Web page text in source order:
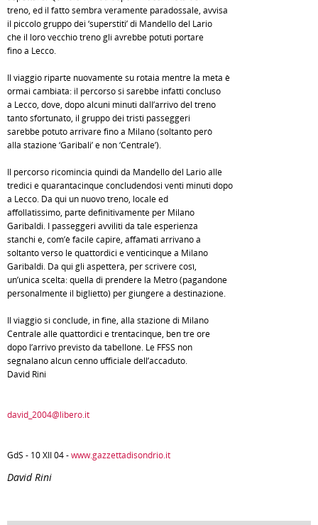
treno, ed il fatto sembra veramente paradossale, avvisa
il piccolo gruppo dei ‘superstiti’ di Mandello del Lario
che il loro vecchio treno gli avrebbe potuti portare
fino a Lecco.
Il viaggio riparte nuovamente su rotaia mentre la meta è
ormai cambiata: il percorso si sarebbe infatti concluso
a Lecco, dove, dopo alcuni minuti dall’arrivo del treno
tanto sfortunato, il gruppo dei tristi passeggeri
sarebbe potuto arrivare fino a Milano (soltanto però
alla stazione ‘Garibali’ e non ‘Centrale’).
Il percorso ricomincia quindi da Mandello del Lario alle
tredici e quarantacinque concludendosi venti minuti dopo
a Lecco. Da qui un nuovo treno, locale ed
affollatissimo, parte definitivamente per Milano
Garibaldi. I passeggeri avviliti da tale esperienza
stanchi e, com’è facile capire, affamati arrivano a
soltanto verso le quattordici e venticinque a Milano
Garibaldi. Da qui gli aspetterà, per scrivere così,
un’unica scelta: quella di prendere la Metro (pagandone
personalmente il biglietto) per giungere a destinazione.
Il viaggio si conclude, in fine, alla stazione di Milano
Centrale alle quattordici e trentacinque, ben tre ore
dopo l’arrivo previsto da tabellone. Le FFSS non
segnalano alcun cenno ufficiale dell’accaduto.
David Rini
david_2004@libero.it
GdS - 10 XII 04 -www.gazzettadisondrio.it
David Rini